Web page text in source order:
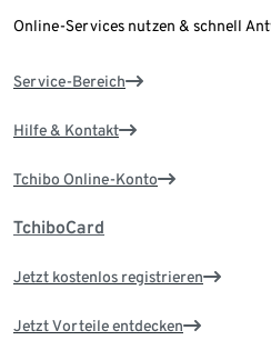
Online-Services nutzen & schnell
Service-Bereich
Hilfe & Kontakt
Tchibo Online-Konto
TchiboCard
Jetzt kostenlos registrieren
Jetzt Vorteile entdecken